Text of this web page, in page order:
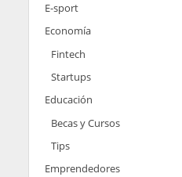
E-sport
Economía
Fintech
Startups
Educación
Becas y Cursos
Tips
Emprendedores